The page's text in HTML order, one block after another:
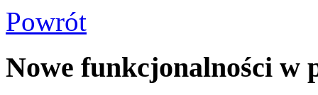
Powrót
Nowe funkcjonalności w